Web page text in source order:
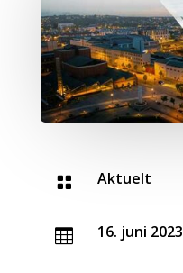
 Aktuelt
 16. juni 2023